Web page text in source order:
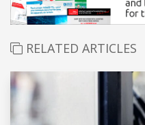
RELATED ARTICLES